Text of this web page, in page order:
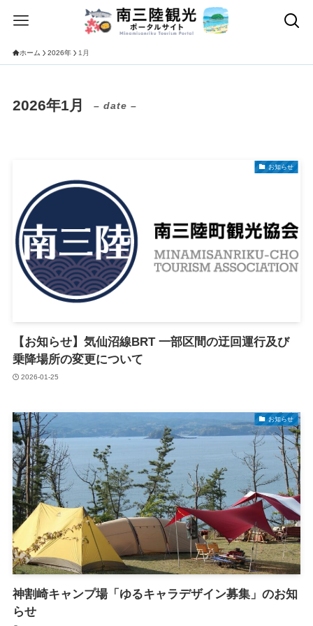
ホーム 2026年 1月
2026年1月 – date –
お知らせ
【お知らせ】気仙沼線BRT 一部区間の迂回運行及び
乗降場所の変更について
2026-01-25
お知らせ
神割崎キャンプ場「ゆるキャラデザイン募集」のお知
らせ